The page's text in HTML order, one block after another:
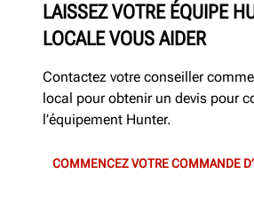
LAISSEZ VOTRE ÉQUIPE
LOCALE VOUS AIDER
Contactez votre conseiller
local pour obtenir un devis pour
l’équipement Hunter.
COMMENCEZ VOTRE COMMANDE